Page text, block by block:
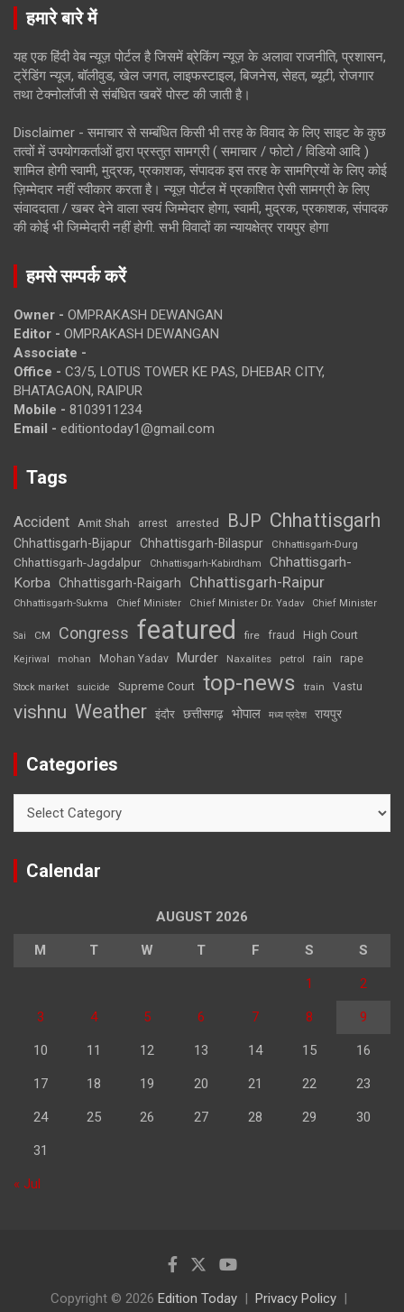
हमारे बारे में
यह एक हिंदी वेब न्यूज़ पोर्टल है जिसमें ब्रेकिंग न्यूज़ के अलावा राजनीति, प्रशासन,
ट्रेंडिंग न्यूज, बॉलीवुड, खेल जगत, लाइफस्टाइल, बिजनेस, सेहत, ब्यूटी, रोजगार
तथा टेक्नोलॉजी से संबंधित खबरें पोस्ट की जाती है।
Disclaimer - समाचार से सम्बंधित किसी भी तरह के विवाद के लिए साइट के कुछ
तत्वों में उपयोगकर्ताओं द्वारा प्रस्तुत सामग्री ( समाचार / फोटो / विडियो आदि )
शामिल होगी स्वामी, मुद्रक, प्रकाशक, संपादक इस तरह के सामग्रियों के लिए कोई
ज़िम्मेदार नहीं स्वीकार करता है। न्यूज़ पोर्टल में प्रकाशित ऐसी सामग्री के लिए
संवाददाता / खबर देने वाला स्वयं जिम्मेदार होगा, स्वामी, मुद्रक, प्रकाशक, संपादक
की कोई भी जिम्मेदारी नहीं होगी. सभी विवादों का न्यायक्षेत्र रायपुर होगा
हमसे सम्पर्क करें
Owner - OMPRAKASH DEWANGAN
Editor - OMPRAKASH DEWANGAN
Associate -
Office - C3/5, LOTUS TOWER KE PAS, DHEBAR CITY,
BHATAGAON, RAIPUR
Mobile - 8103911234
Email - editiontoday1@gmail.com
Tags
Accident Amit Shah arrest arrested BJP Chhattisgarh
Chhattisgarh-Bijapur Chhattisgarh-Bilaspur Chhattisgarh-Durg
Chhattisgarh-Jagdalpur Chhattisgarh-Kabirdham
Chhattisgarh-
Korba Chhattisgarh-Raigarh Chhattisgarh-Raipur
Chhattisgarh-Sukma Chief Minister Chief Minister Dr. Yadav Chief Minister
Sai CM Congress featured fire fraud High Court
Kejriwal mohan Mohan Yadav Murder Naxalites petrol rain rape
Stock market suicide Supreme Court top-news train Vastu
vishnu Weather इंदौर छत्तीसगढ़ भोपाल मध्य प्रदेश रायपुर
Categories
Calendar
AUGUST 2026
M T W T F S S
1 2
3 4 5 6 7 8 9
10 11 12 13 14 15 16
17 18 19 20 21 22 23
24 25 26 27 28 29 30
31
« Jul
Copyright © 2026 Edition Today Privacy Policy